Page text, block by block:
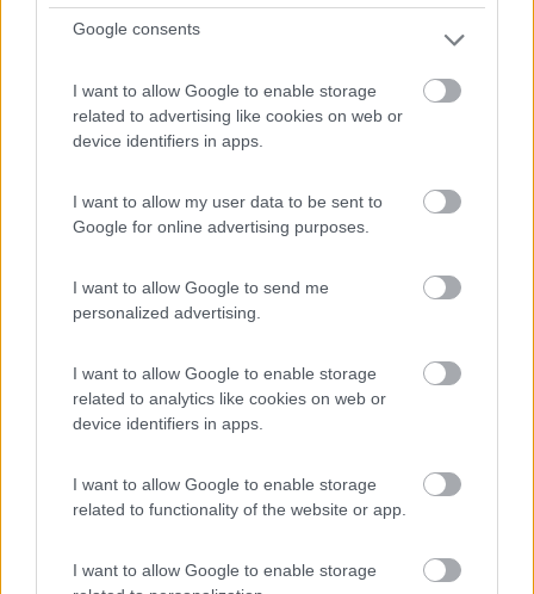
Google consents
I want to allow Google to enable storage
related to advertising like cookies on web or
device identifiers in apps.
I want to allow my user data to be sent to
Google for online advertising purposes.
I want to allow Google to send me
personalized advertising.
I want to allow Google to enable storage
related to analytics like cookies on web or
device identifiers in apps.
I want to allow Google to enable storage
related to functionality of the website or app.
I want to allow Google to enable storage
Campeggio
Camping Al Bosco
Servizi / Posizione